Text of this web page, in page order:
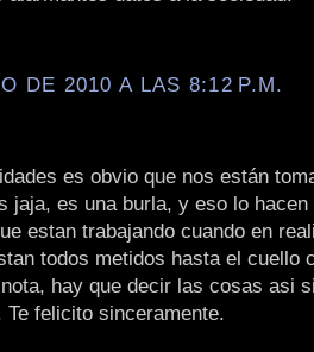
DE 2010 A LAS 8:12 P.M.
es obvio que nos están
jaja, es una burla, y eso lo hacen
estan trabajando cuando en
todos metidos hasta el cuello
hay que decir las cosas asi
Te felicito sinceramente.